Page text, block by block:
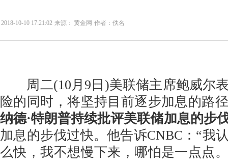
2018-10-10 17:21:02 来源： 黄金网 作者：佚名
周二(10月9日)美联储主席鲍威尔
险的同时，将坚持目前逐步加息的路
纳德·特朗普持续批评美联储加息的步
加息的步伐过快。他告诉CNBC：“我
么快，我不想慢下来，哪怕是一点点